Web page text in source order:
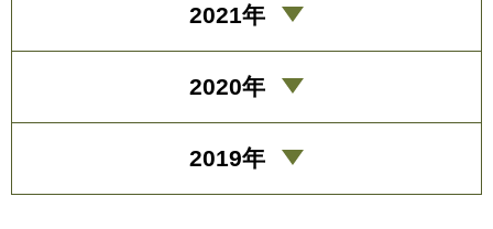
2021年
2020年
2019年